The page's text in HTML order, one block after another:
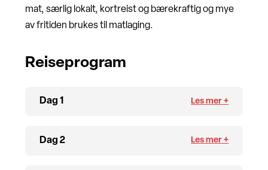
mat, særlig lokalt, kortreist og bærekraftig og mye
av fritiden brukes til matlaging.
Reiseprogram
Dag 1
Dag 2